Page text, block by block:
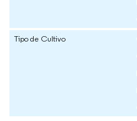
Tipo de Cultivo